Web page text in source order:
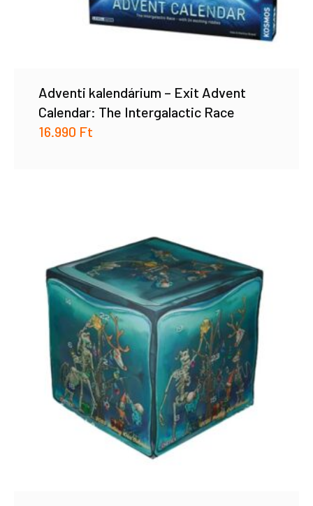
Adventi kalendárium – Exit Advent
Calendar: The Intergalactic Race
16.990 Ft